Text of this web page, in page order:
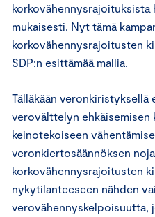
korkovähennysrajoituksista
mukaisesti. Nyt tämä
korkovähennysrajoitusten
SDP:n esittämää mallia.
Tälläkään veronkiristyksellä
verovälttelyn ehkäisemisen
keinotekoiseen
veronkiertosäännöksen
korkovähennysrajoitusten
nykytilanteeseen nähden
verovähennyskelpoisuutta,